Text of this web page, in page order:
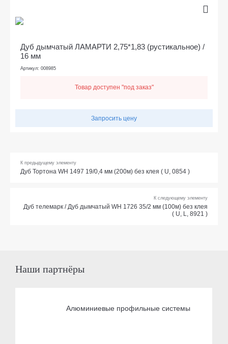
Дуб дымчатый ЛАМАРТИ 2,75*1,83 (рустикальное) /
16 мм
Артикул: 008985
Товар доступен "под заказ"
Запросить цену
К предыдущему элементу
Дуб Тортона WH 1497 19/0,4 мм (200м) без клея ( U, 0854 )
К следующему элементу
Дуб телемарк / Дуб дымчатый WH 1726 35/2 мм (100м) без клея
( U, L, 8921 )
Наши партнёры
Алюминиевые профильные системы